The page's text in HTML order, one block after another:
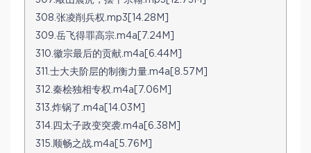
308.张凌削兵权.mp3[14.28M]
309.岳飞得罪高宗.m4a[7.24M]
310.徽宗最后的贡献.m4a[6.44M]
311.士大夫阶层的制衡力量.m4a[8.57M]
312.秦桧独相专权.m4a[7.06M]
313.炸锅了.m4a[14.03M]
314.四太子政变突袭.m4a[6.38M]
315.顺畅之战.m4a[5.76M]